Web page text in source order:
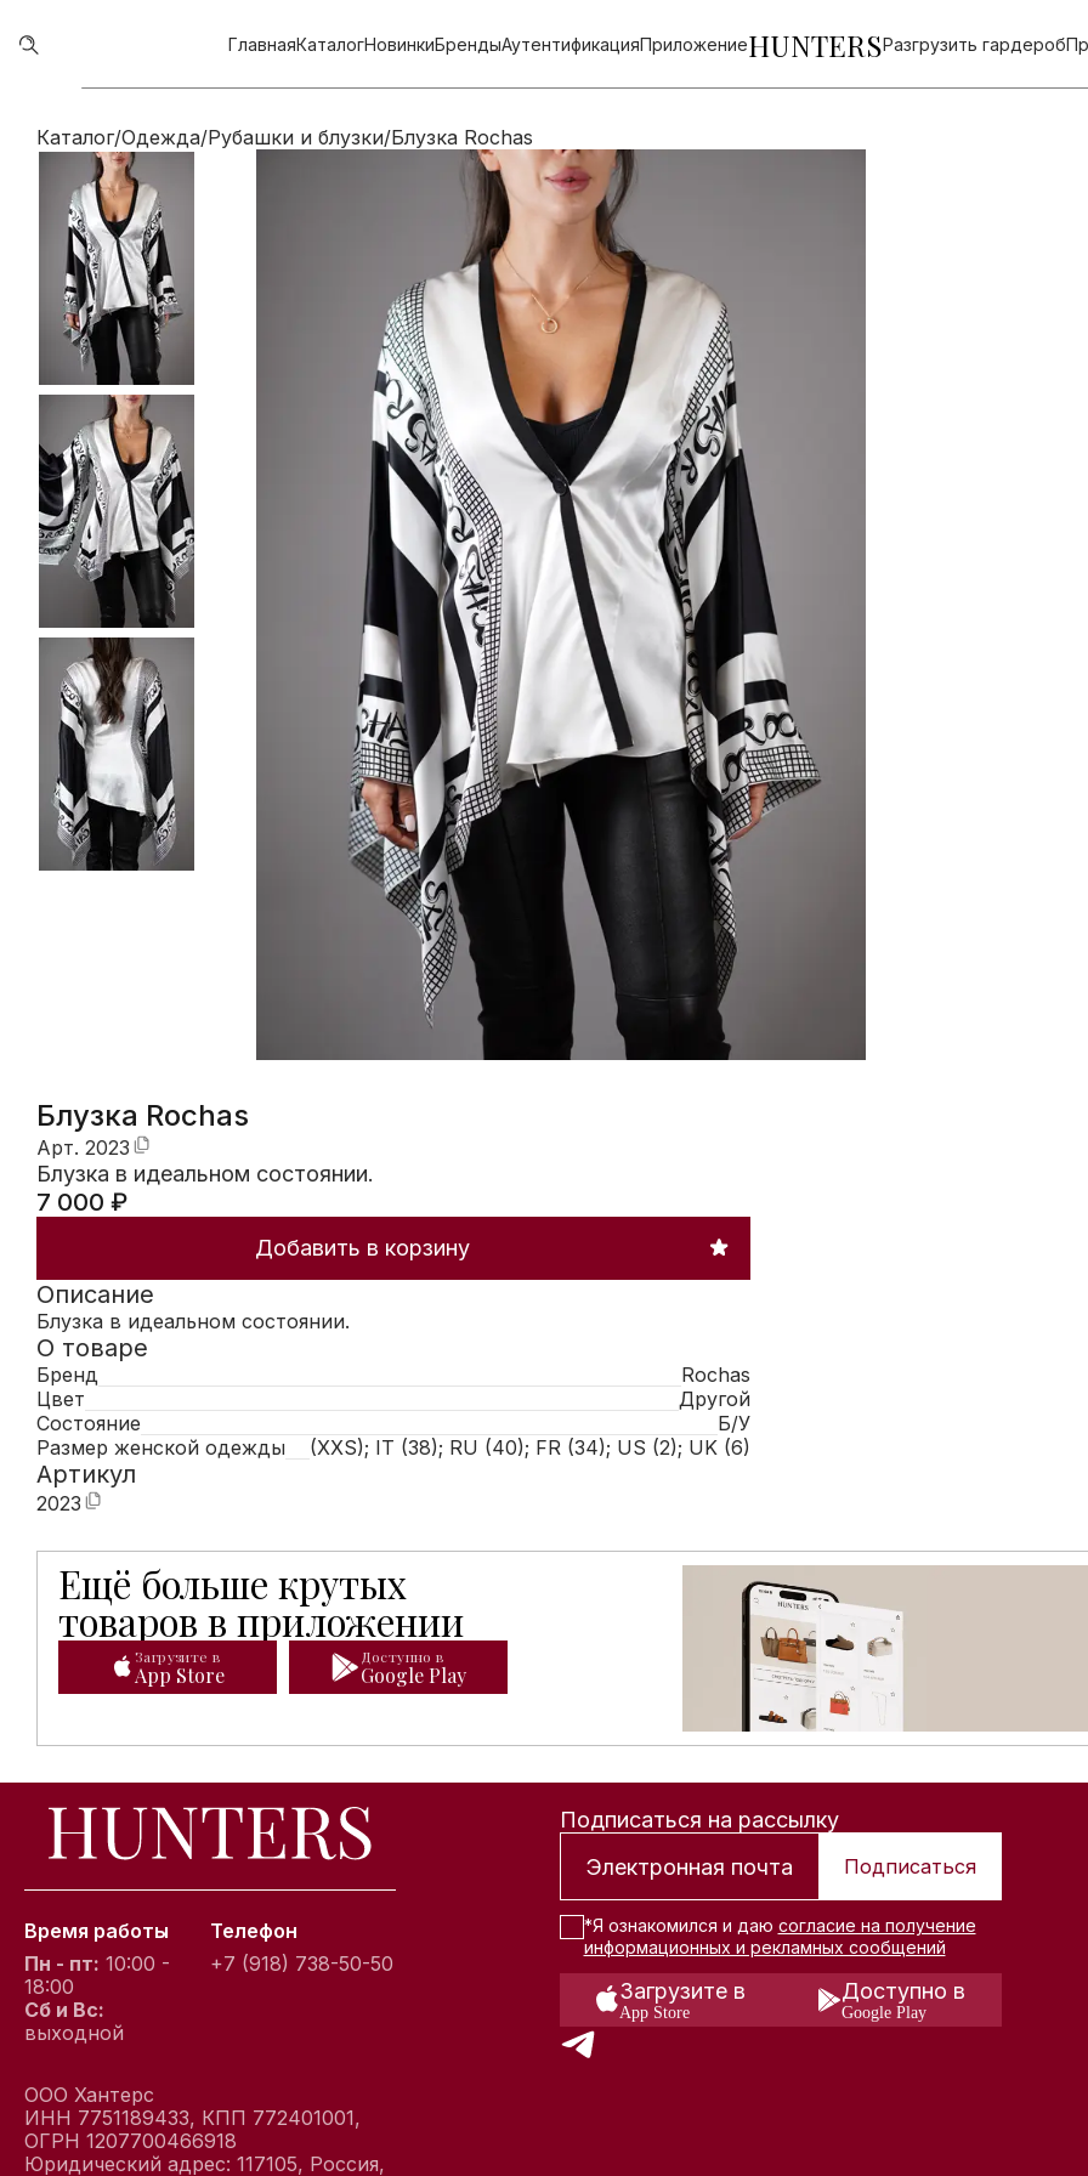
ГлавнаяКаталогНовинкиБрендыАутентификацияПриложениеHUNTERSРазгрузить гардероб
Каталог/Одежда/Рубашки и блузки/Блузка Rochas
Блузка Rochas
Арт. 2023
Блузка в идеальном состоянии.
7 000 ₽
Добавить в корзину
Описание
Блузка в идеальном состоянии.
О товаре
Бренд
Rochas
Цвет
Другой
Состояние
Б/У
Размер женской одежды
(XXS); IT (38); RU (40); FR (34); US (2); UK (6)
Артикул
2023
Ещё больше крутых
товаров в приложении
Мобильное приложение Hunters открывает доступ к расширенному каталогу брендовых товаров: больше
Загрузите в
App Store
Доступно в
Google Play
Время работы
Пн - пт: 10:00 -
18:00
Сб и Вс:
выходной
Телефон
+7 (918) 738-50-50
ООО Хантерс
ИНН 7751189433, КПП 772401001,
ОГРН 1207700466918
Юридический адрес: 117105, Россия,
Подписаться на рассылку
Подписаться
*Я ознакомился и даю согласие на получение
информационных и рекламных сообщений
Загрузите в
App Store
Доступно в
Google Play